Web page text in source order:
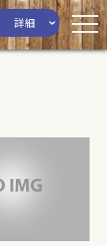
詳細